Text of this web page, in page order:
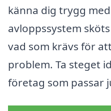
känna dig trygg
avloppssystem
vad som krävs för
problem. Ta steget
företag som passar